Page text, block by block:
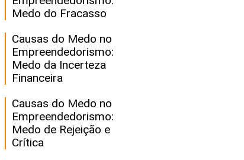
Medo do Fracasso
Causas do Medo no
Empreendedorismo:
Medo da Incerteza
Financeira
Causas do Medo no
Empreendedorismo:
Medo de Rejeição e
Crítica